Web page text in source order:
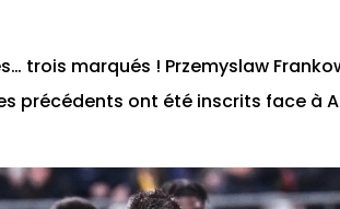
trois marqués ! Przemyslaw
précédents ont été inscrits face à